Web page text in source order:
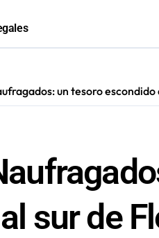
un tesoro
sur de